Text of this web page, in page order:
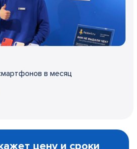
в месяц
цену и сроки